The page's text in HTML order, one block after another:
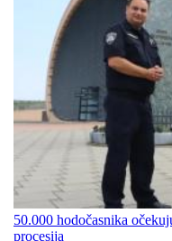
50.000 hodočasnika
procesija